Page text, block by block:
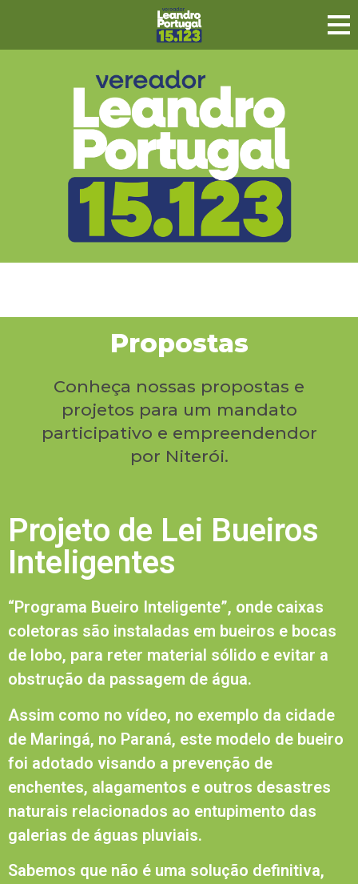
Propostas
Conheça nossas propostas e
projetos para um mandato
participativo e empreendendor
por Niterói.
Projeto de Lei Bueiros
Inteligentes
“Programa Bueiro Inteligente”, onde caixas
coletoras são instaladas em bueiros e bocas
de lobo, para reter material sólido e evitar a
obstrução da passagem de água.
Assim como no vídeo, no exemplo da cidade
de Maringá, no Paraná, este modelo de bueiro
foi adotado visando a prevenção de
enchentes, alagamentos e outros desastres
naturais relacionados ao entupimento das
galerias de águas pluviais.
Sabemos que não é uma solução definitiva,